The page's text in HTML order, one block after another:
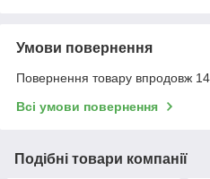
Умови повернення
Повернення товару впродовж
Всі умови повернення
Подібні товари компанії